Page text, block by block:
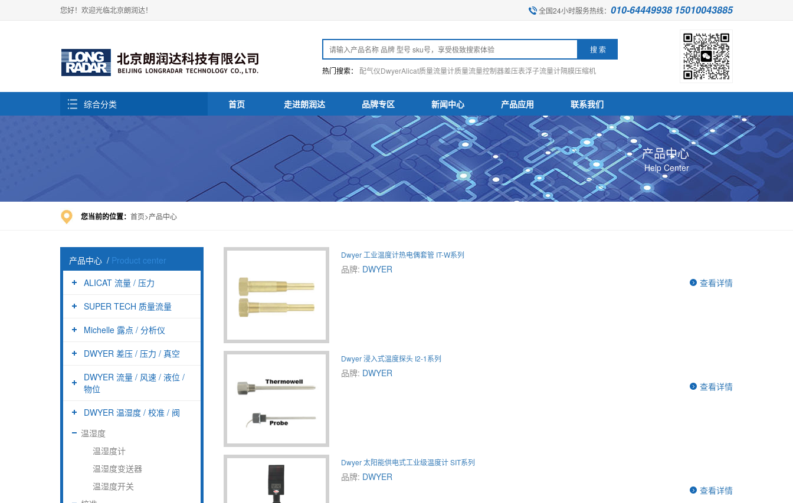
您好！欢迎光临北京朗润达！ 全国24小时服务热线： 010-64449938 15010043885
热门搜索： 配气仪DwyerAlicat质量流量计质量流量控制器差压表浮子流量计隔膜压缩机
综合分类 首页 走进朗润达 品牌专区 新闻中心 产品应用 联系我们
产品中心
Help Center
您当前的位置： 首页 产品中心
产品中心 / Product center
ALICAT 流量 / 压力
SUPER TECH 质量流量
Michelle 露点 / 分析仪
DWYER 差压 / 压力 / 真空
DWYER 流量 / 风速 / 液位 /
物位
DWYER 温湿度 / 校准 / 阀
温湿度
温湿度计
温湿度变送器
温湿度开关
Dwyer 工业温度计热电偶套管 IT-W系列
品牌: DWYER
查看详情
Dwyer 浸入式温度探头 I2-1系列
品牌: DWYER
查看详情
Dwyer 太阳能供电式工业级温度计 SIT系列
品牌: DWYER
查看详情